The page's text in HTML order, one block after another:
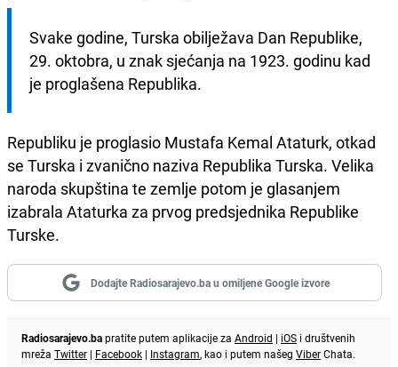
Svake godine, Turska obilježava Dan Republike,
29. oktobra, u znak sjećanja na 1923. godinu kad
je proglašena Republika.
Republiku je proglasio Mustafa Kemal Ataturk, otkad
se Turska i zvanično naziva Republika Turska. Velika
naroda skupština te zemlje potom je glasanjem
izabrala Ataturka za prvog predsjednika Republike
Turske.
Dodajte Radiosarajevo.ba u omiljene Google izvore
Radiosarajevo.bapratite putem aplikacije za Android | iOS i društvenih
mreža Twitter | Facebook | Instagram, kao i putem našeg ViberChata.